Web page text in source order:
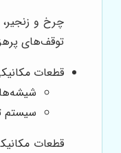
چرخ و
توقف‌های
قطعات
سیستم
قطعات